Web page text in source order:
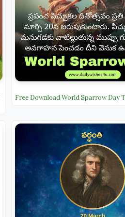
Free Download World Sparrow Day